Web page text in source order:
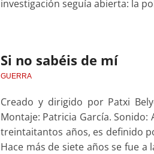
investigación seguía abierta: la
Si no sabéis de mí
GUERRA
Creado y dirigido por Patxi
Montaje: Patricia García.
treintaitantos años, es definido
Hace más de siete años se fue